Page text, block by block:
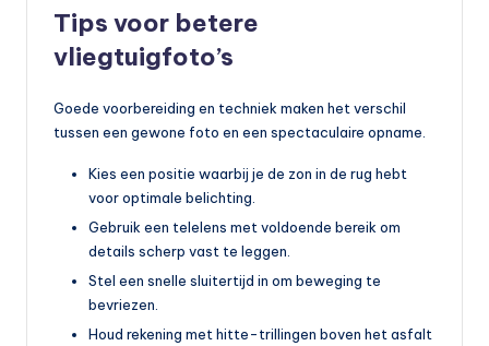
Tips voor betere
vliegtuigfoto’s
Goede voorbereiding en techniek maken het verschil
tussen een gewone foto en een spectaculaire opname.
Kies een positie waarbij je de zon in de rug hebt
voor optimale belichting.
Gebruik een telelens met voldoende bereik om
details scherp vast te leggen.
Stel een snelle sluitertijd in om beweging te
bevriezen.
Houd rekening met hitte-trillingen boven het asfalt